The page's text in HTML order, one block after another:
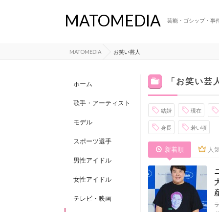
MATOMEDIA 芸能・ゴシップ・事
MATOMEDIA お笑い芸人
ホーム
歌手・アーティスト
モデル
スポーツ選手
男性アイドル
女性アイドル
テレビ・映画
「お笑い芸
結婚 現在
身長 若い頃
新着順 人